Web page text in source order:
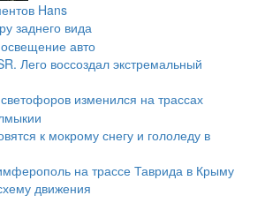
Hans
заднего вида
авто
Лего воссоздал экстремальный
изменился на трассах
к мокрому снегу и гололеду в
на трассе Таврида в Крыму
движения